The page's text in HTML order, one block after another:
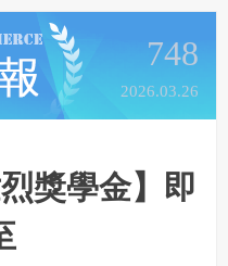
748
2026.03.26
獎學金】即